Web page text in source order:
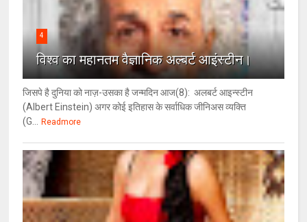
4
विश्‍व का महानतम वैज्ञानिक अल्बर्ट आइंस्टीन।
जिसपे है दुनिया को नाज़-उसका है जन्मदिन आज(8): अलबर्ट आइन्स्टीन
(Albert Einstein) अगर कोई इतिहास के सर्वाधिक जीनिअस व्यक्ति
(G...
Readmore